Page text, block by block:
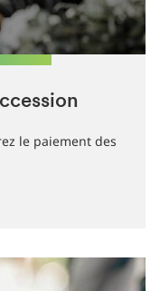
le paiement des